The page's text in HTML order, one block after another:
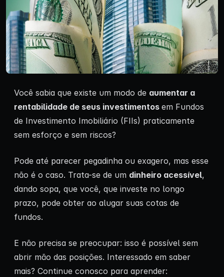
Você sabia que existe um modo de aumentar a
rentabilidade de seus investimentos em Fundos
de Investimento Imobiliário (FIIs) praticamente
sem esforço e sem riscos?
Pode até parecer pegadinha ou exagero, mas esse
não é o caso. Trata-se de um dinheiro acessível,
dando sopa, que você, que investe no longo
prazo, pode obter ao alugar suas cotas de
fundos.
E não precisa se preocupar: isso é possível sem
abrir mão das posições. Interessado em saber
mais? Continue conosco para aprender: